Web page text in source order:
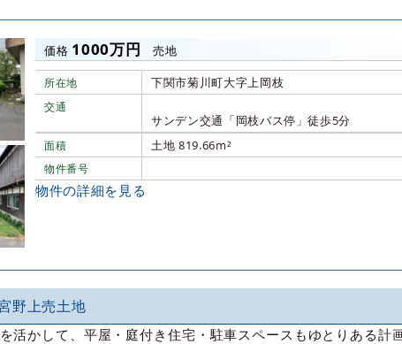
価格 1000万円 売地
所在地 下関市菊川町大字上岡枝
交通
サンデン交通「岡枝バス停」徒歩5分
面積 土地 819.66m²
物件番号
物件の詳細を見る
野上売土地
活かして、平屋・庭付き住宅・駐車スペースもゆとりある計